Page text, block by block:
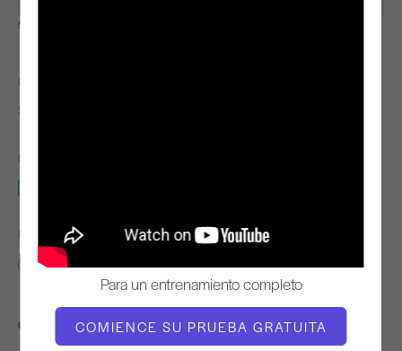
Para un entrenamiento completo
COMIENCE SU PRUEBA GRATUITA
Observar y aprender
PROFESOR
Sabina Formichella
EQUIPO NECESARIO
ENCONTRAR CLASES SIMILARES PARA
20 - 30 min
Estudio completo
Otros entrenamientos que te pueden gustar